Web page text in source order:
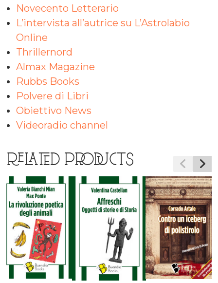
Novecento Letterario
L’intervista all’autrice su L’Astrolabio
Online
Thrillernord
Almax Magazine
Rubbs Books
Polvere di Libri
Obiettivo News
Videoradio channel
RELATED PRODUCTS